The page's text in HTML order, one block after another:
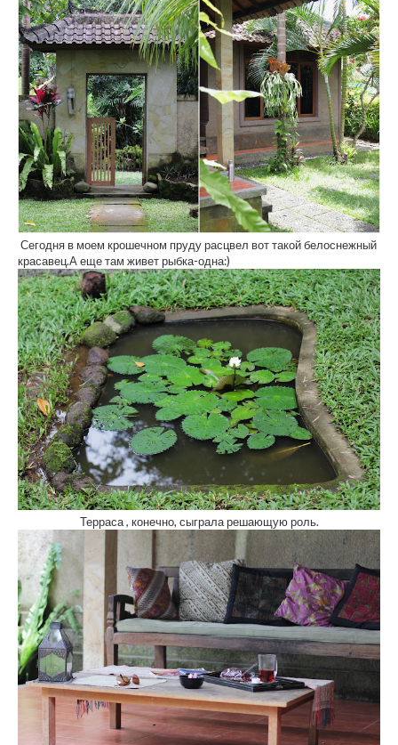
Сегодня в моем крошечном пруду расцвел вот такой белоснежный
красавец.А еще там живет рыбка-одна:)
Терраса , конечно, сыграла решающую роль.